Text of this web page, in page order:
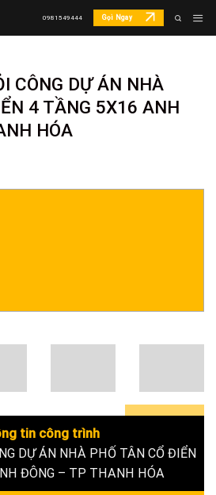
0981549444 Gọi Ngay
CÔNG DỰ ÁN NHÀ
4 TẦNG 5X16 ANH
HÓA
0+
tin công trình
DỰ ÁN NHÀ PHỐ TÂN CỔ ĐIỂN
ĐÔNG – TP THANH HÓA